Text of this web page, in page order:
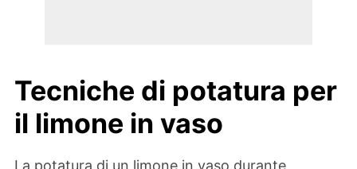
Tecniche di potatura per
il limone in vaso